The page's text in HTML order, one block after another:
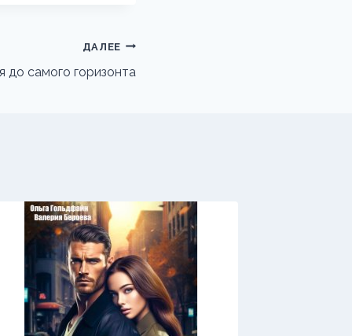
ДАЛЕЕ
до самого горизонта